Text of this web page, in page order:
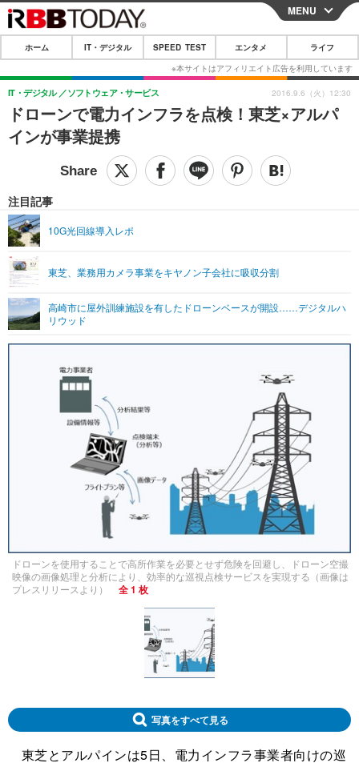
CLOSE
ホーム
IT・デジタル
IT・デジタルTOP スマートフォン
ショッピング その他
SPEED TEST
エンタメTOP 映画・ドラマ
グラビア ブログ
ショッピング その他
ライフTOP
リリース一覧
プッシュ通知の停止方法
MENU
ホーム IT・デジタル SPEED TEST エンタメ ライフ
ドローンで電力インフラを点検！東芝×アルパ
インが事業提携
IT・デジタル ソフトウェア・サービス
注目記事
10G光回線導入レポ
東芝、業務用カメラ事業をキヤノン子会社に吸収分割
高崎市に屋外訓練施設を有したドローンベースが開設……デジタルハ
リウッド
2016.9.6（火）12:30
ドローンを使用することで高所作業を必要とせず危険を回避し、ドローン空撮
映像の画像処理と分析により、効率的な巡視点検サービスを実現する（画像は
プレスリリースより）
全 1 枚
写真をすべて見る
東芝とアルパインは5日、電力インフラ事業者向けの巡